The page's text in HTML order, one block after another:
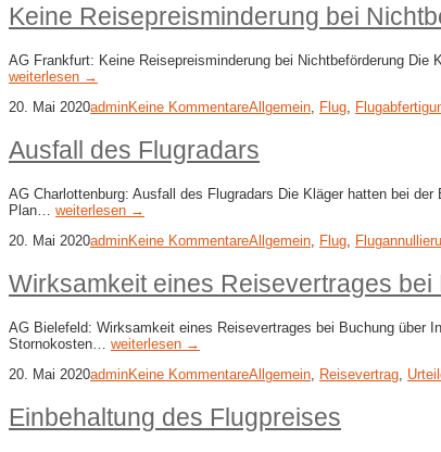
Keine Reisepreisminderung bei
AG Frankfurt: Keine Reisepreisminderung bei Nichtbeförderung
weiterlesen →
20. Mai 2020adminKeine KommentareAllgemein Flug
Ausfall des Flugradars
AG Charlottenburg: Ausfall des Flugradars Die Kläger hatten bei
Plan… weiterlesen →
20. Mai 2020adminKeine KommentareAllgemein Flug
Wirksamkeit eines Reisevertrages
AG Bielefeld: Wirksamkeit eines Reisevertrages bei Buchung über
Stornokosten… weiterlesen →
20. Mai 2020adminKeine KommentareAllgemein, Reisevertrag,
Einbehaltung des Flugpreises